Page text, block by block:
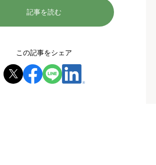
記事を読む
この記事をシェア